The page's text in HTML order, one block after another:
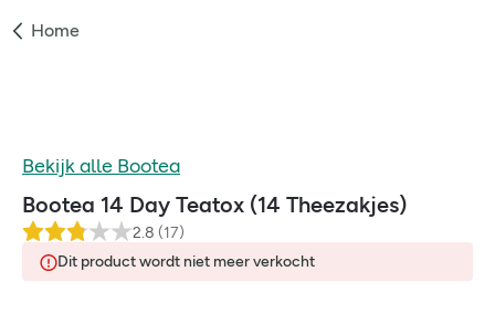
Home
Bekijk alle Bootea
Bootea 14 Day Teatox (14 Theezakjes)
2.8 (17)
Dit product wordt niet meer verkocht